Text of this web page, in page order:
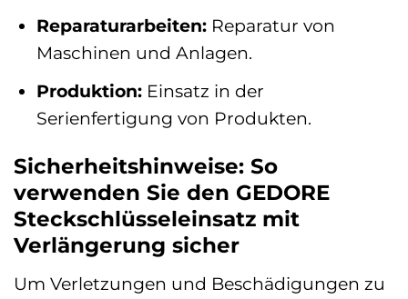
Reparaturarbeiten:Reparatur von
Maschinen und Anlagen.
Produktion:Einsatz in der
Serienfertigung von Produkten.
Sicherheitshinweise: So
verwenden Sie den GEDORE
Steckschlüsseleinsatz mit
Verlängerung sicher
Um Verletzungen und Beschädigungen zu